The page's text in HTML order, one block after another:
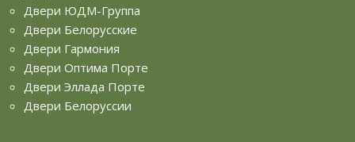
Двери ЮДМ-Группа
Двери Белорусские
Двери Гармония
Двери Оптима Порте
Двери Эллада Порте
Двери Белоруссии